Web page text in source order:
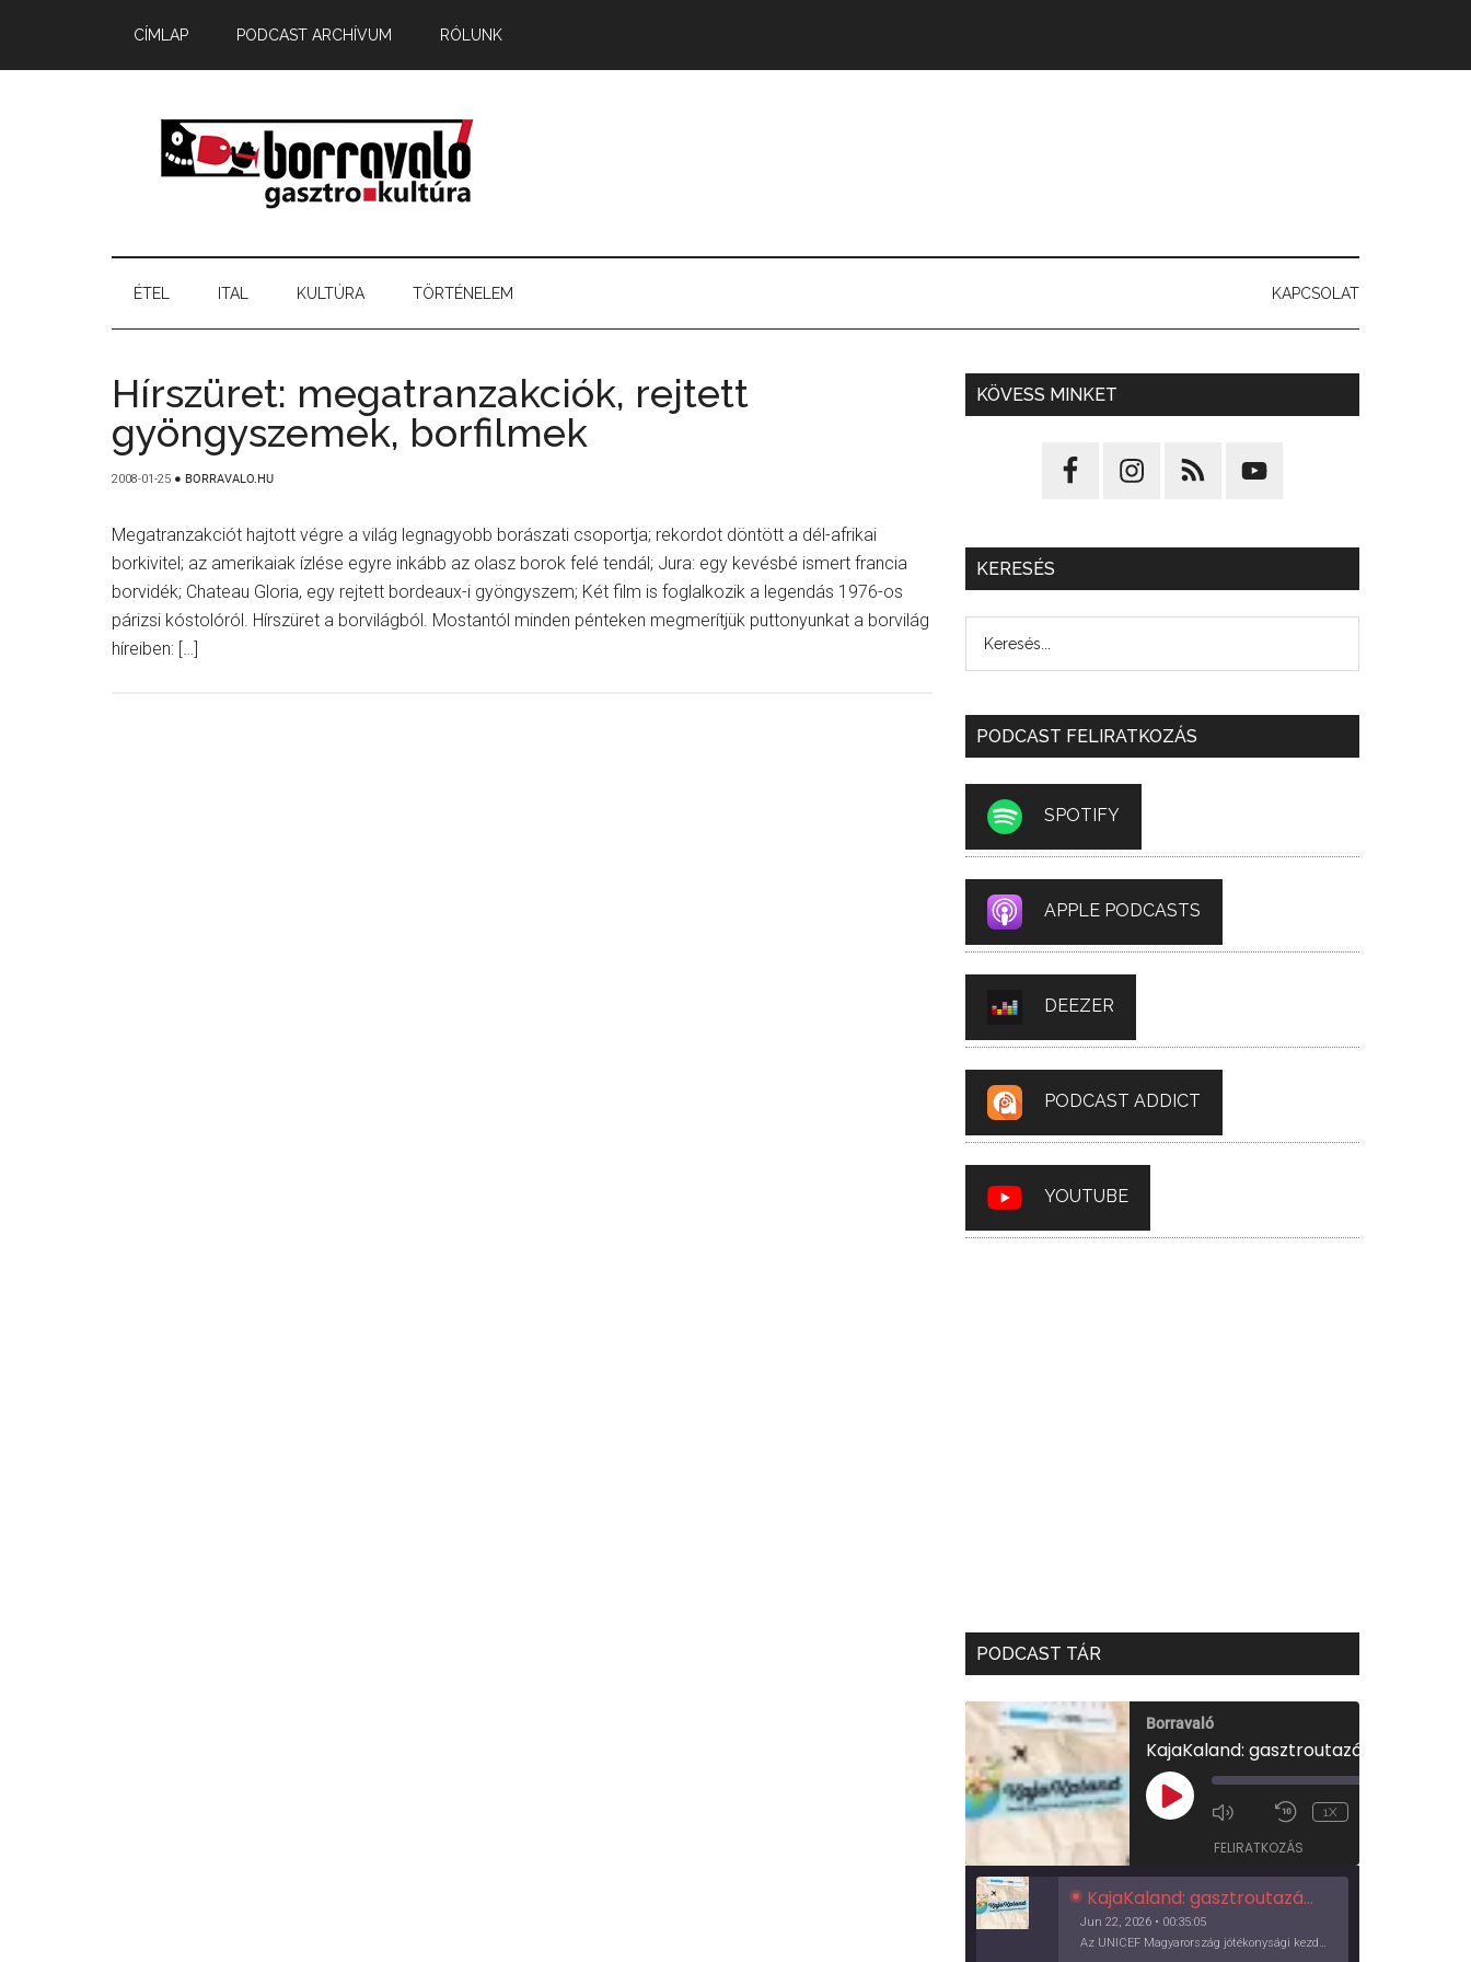
CÍMLAP PODCAST ARCHÍVUM RÓLUNK
ÉTEL ITAL KULTÚRA TÖRTÉNELEM KAPCSOLAT
Hírszüret: megatranzakciók, rejtett
gyöngyszemek, borfilmek
2008-01-25 ● BORRAVALO.HU
Megatranzakciót hajtott végre a világ legnagyobb borászati csoportja; rekordot döntött a dél-afrikai
borkivitel; az amerikaiak ízlése egyre inkább az olasz borok felé tendál; Jura: egy kevésbé ismert francia
borvidék; Chateau Gloria, egy rejtett bordeaux-i gyöngyszem; Két film is foglalkozik a legendás 1976-os
párizsi kóstolóról. Hírszüret a borvilágból. Mostantól minden pénteken megmerítjük puttonyunkat a borvilág
híreiben: […]
KÖVESS MINKET
KERESÉS
PODCAST FELIRATKOZÁS
SPOTIFY
APPLE PODCASTS
DEEZER
PODCAST ADDICT
YOUTUBE
PODCAST TÁR
Borravaló
PLAY
EPISODE
1X
FELIRATKOZÁS
KajaKaland: gasztroutazás a föld körül
Jun 22, 2026 • 00:35:05
Az UNICEF Magyarország jótékonysági kezdeményezése izgalmas, egész éves világkörüli ízutazásra hív, igazi családi program és gasztroedukáció, illetve segítség a rászorulóknak is egyben.